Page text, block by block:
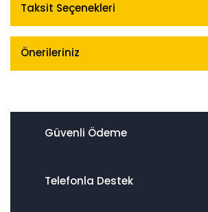
Taksit Seçenekleri
Önerileriniz
Güvenli Ödeme
Telefonla Destek